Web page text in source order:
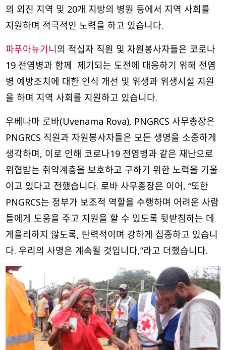
의 외진 지역 및 20개 지방의 병원 등에서 지역 사회를
지원하며 적극적인 노력을 하고 있습니다.
파푸아뉴기니의 적십자 직원 및 자원봉사자들은 코로나
19 전염병과 함께 제기되는 도전에 대응하기 위해 전염
병 예방조치에 대한 인식 개선 및 위생과 위생시설 지원
을 하며 지역 사회를 지원하고 있습니다.
우베나마 로바(Uvenama Rova), PNGRCS 사무총장은
PNGRCS 직원과 자원봉사자들은 모든 생명을 소중하게
생각하며, 이로 인해 코로나19 전염병과 같은 재난으로
위협받는 취약계층을 보호하고 구하기 위한 노력을 기울
이고 있다고 전했습니다. 로바 사무총장은 이어, “또한
PNGRCS는 정부가 보조적 역할을 수행하며 어려운 사람
들에게 도움을 주고 지원을 할 수 있도록 뒷받침하는 데
게을리하지 않도록, 탄력적이며 강하게 집중하고 있습니
다. 우리의 사명은 계속될 것입니다,”라고 더했습니다.